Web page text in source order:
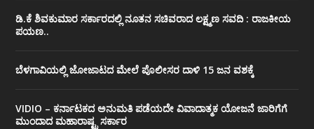
ಡಿ.ಕೆ ಶಿವಕುಮಾರ ಸರ್ಕಾರದಲ್ಲಿ ನೂತನ ಸಚಿವರಾದ ಲಕ್ಷ್ಮಣ ಸವದಿ : ರಾಜಕೀಯ
ಪಯಣ..
ಬೆಳಗಾವಿಯಲ್ಲಿ ಜೋಜಾಟದ ಮೇಲೆ ಪೊಲೀಸರ ದಾಳಿ 15 ಜನ ವಶಕ್ಕೆ
VIDIO – ಕರ್ನಾಟಕದ ಅನುಮತಿ ಪಡೆಯದೇ ವಿವಾದಾತ್ಮಕ ಯೋಜನೆ ಜಾರಿಗೆಗೆ
ಮುಂದಾದ ಮಹಾರಾಷ್ಟ್ರ ಸರ್ಕಾರ